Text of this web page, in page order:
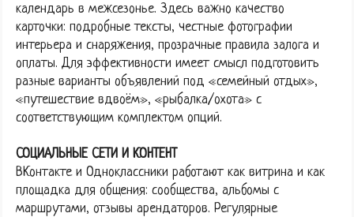
календарь в межсезонье. Здесь важно качество
карточки: подробные тексты, честные фотографии
интерьера и снаряжения, прозрачные правила залога и
оплаты. Для эффективности имеет смысл подготовить
разные варианты объявлений под «семейный отдых»,
«путешествие вдвоём», «рыбалка/охота» с
соответствующим комплектом опций.
СОЦИАЛЬНЫЕ СЕТИ И КОНТЕНТ
ВКонтакте и Одноклассники работают как витрина и как
площадка для общения: сообщества, альбомы с
маршрутами, отзывы арендаторов. Регулярные